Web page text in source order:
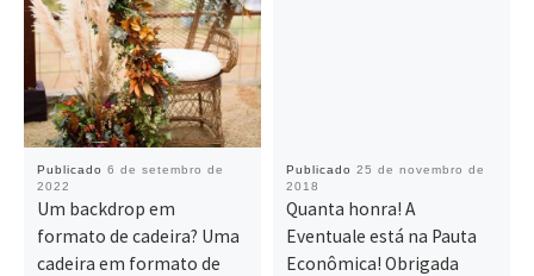
Publicado6 de setembro de
2022
Um backdrop em
formato de cadeira? Uma
cadeira em formato de
Publicado25 de novembro de
2018
Quanta honra! A
Eventuale está na Pauta
Econômica! Obrigada